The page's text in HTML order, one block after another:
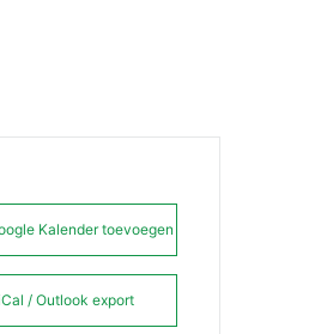
Kalender toevoegen
/ Outlook export